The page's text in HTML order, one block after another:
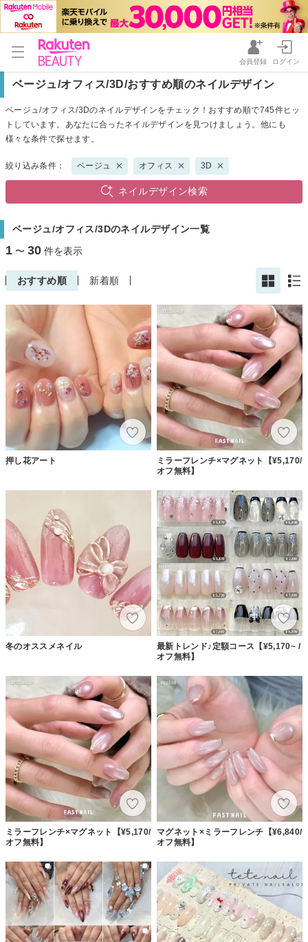
会員登録 ログイン
ベージュ/オフィス/3D/おすすめ順のネイルデザイン
ベージュ/オフィス/3Dのネイルデザインをチェック！おすすめ順で745件ヒッ
トしています。あなたに合ったネイルデザインを見つけましょう。他にも
様々な条件で探せます。
絞り込み条件： ベージュ オフィス 3D
ネイルデザイン検索
ベージュ/オフィス/3Dのネイルデザイン一覧
1 〜 30 件を表示
おすすめ順 新着順
押し花アート
ミラーフレンチ×マグネット【¥5,170/
オフ無料】
冬のオススメネイル
最新トレンド♪定額コース【¥5,170~ /
オフ無料】
ミラーフレンチ×マグネット【¥5,170/
オフ無料】
マグネット×ミラーフレンチ【¥6,840/
オフ無料】